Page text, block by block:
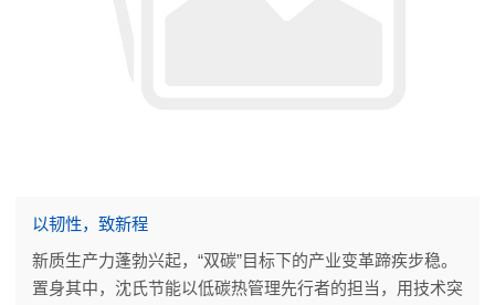
以韧性，致新程
新质生产力蓬勃兴起，“双碳”目标下的产业变革蹄疾步稳。
置身其中，沈氏节能以低碳热管理先行者的担当，用技术突